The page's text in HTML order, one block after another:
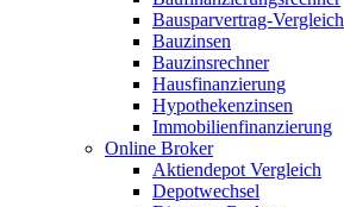
Bausparvertrag-Vergleich
Bauzinsen
Bauzinsrechner
Hausfinanzierung
Hypothekenzinsen
Immobilienfinanzierung
Online Broker
Aktiendepot Vergleich
Depotwechsel